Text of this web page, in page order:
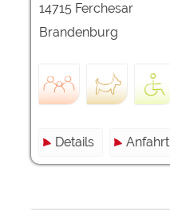
14715 Ferchesar
Brandenburg
Details Anfahrt